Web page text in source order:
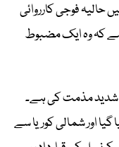
حالیہ فوجی کارروائی
ہے کہ وہ ایک مضبوط
شدید مذمت کی ہے۔
اور شمالی کوریا سے